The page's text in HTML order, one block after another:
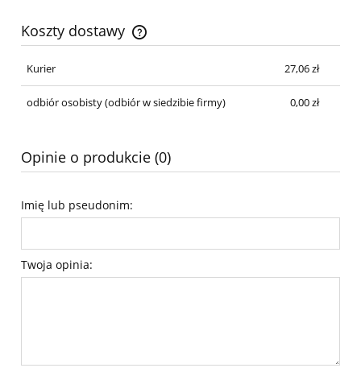
Koszty dostawy
Cena nie zawiera ewentualnych kosztów płatności
Kurier
27,06 zł
odbiór osobisty(odbiór w siedzibie firmy) 0,00 zł
Opinie o produkcie (0)
Imię lub pseudonim:
Twoja opinia: